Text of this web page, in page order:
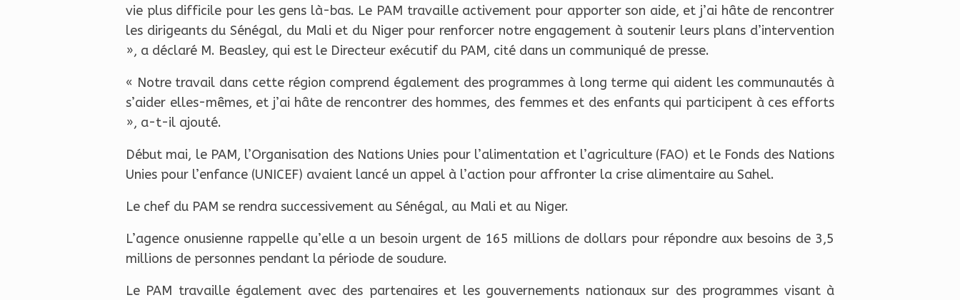
vie plus difficile pour les gens là-bas. Le PAM travaille activement pour apporter son aide, et j’ai hâte de rencontrer
les dirigeants du Sénégal, du Mali et du Niger pour renforcer notre engagement à soutenir leurs plans d’intervention
», a déclaré M. Beasley, qui est le Directeur exécutif du PAM, cité dans un communiqué de presse.
« Notre travail dans cette région comprend également des programmes à long terme qui aident les communautés à
s’aider elles-mêmes, et j’ai hâte de rencontrer des hommes, des femmes et des enfants qui participent à ces efforts
», a-t-il ajouté.
Début mai, le PAM, l’Organisation des Nations Unies pour l’alimentation et l’agriculture (FAO) et le Fonds des Nations
Unies pour l’enfance (UNICEF) avaient lancé un appel à l’action pour affronter la crise alimentaire au Sahel.
Le chef du PAM se rendra successivement au Sénégal, au Mali et au Niger.
L’agence onusienne rappelle qu’elle a un besoin urgent de 165 millions de dollars pour répondre aux besoins de 3,5
millions de personnes pendant la période de soudure.
Le PAM travaille également avec des partenaires et les gouvernements nationaux sur des programmes visant à